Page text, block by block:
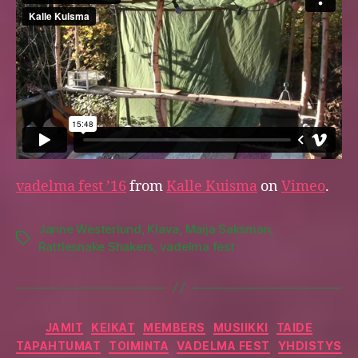
vadelma fest ’16 fromKalle Kuisma on Vimeo.
Tags
Janne Westerlund Klava Maija Saksman
Rattlesnake Shakers vadelma fest
Categories
JAMIT KEIKAT MEMBERS MUSIIKKI
TAIDE
TAPAHTUMAT
TOIMINTA VADELMA FEST YHDISTYS